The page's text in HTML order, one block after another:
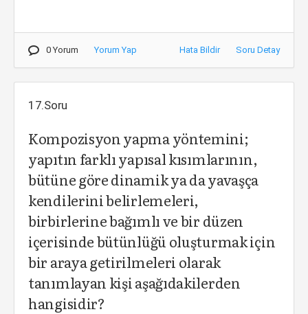
0 Yorum Yorum Yap Hata Bildir Soru Detay
17.Soru
Kompozisyon yapma yöntemini;
yapıtın farklı yapısal kısımlarının,
bütüne göre dinamik ya da yavaşça
kendilerini belirlemeleri,
birbirlerine bağımlı ve bir düzen
içerisinde bütünlüğü oluşturmak için
bir araya getirilmeleri olarak
tanımlayan kişi aşağıdakilerden
hangisidir?